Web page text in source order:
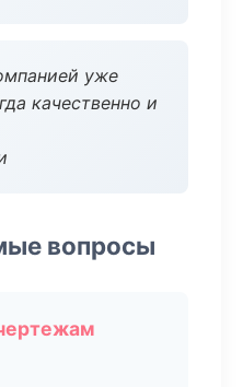
уже
качественно и
вопросы